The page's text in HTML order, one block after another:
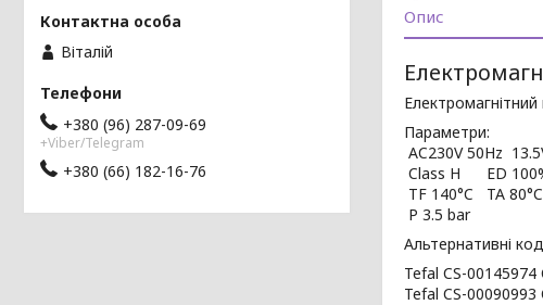
Опис
Параметри:
AC230V 50Hz
Class H ED
TF 140°C TA 80°C
P 3.5 bar
Альтернативні
Tefal CS-00145974
Tefal CS-00090993
Віталій
+380 (96) 287-09-69
+Viber/Telegram
+380 (66) 182-16-76